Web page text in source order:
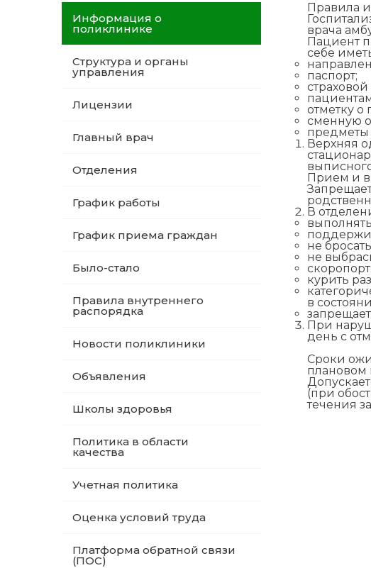
Информация о
поликлинике
Структура и органы
управления
Лицензии
Главный врач
Отделения
График работы
График приема граждан
Было-стало
Правила внутреннего
распорядка
Новости поликлиники
Объявления
Школы здоровья
Политика в области
качества
Учетная политика
Оценка условий труда
Платформа обратной связи
(ПОС)
Правила
врача
Пациент
себе
паспорт;
отметку
сменную
предметы
Верхняя
Прием и
В
не
не
курить
в
При
день с
Сроки
плановом
(при
течения